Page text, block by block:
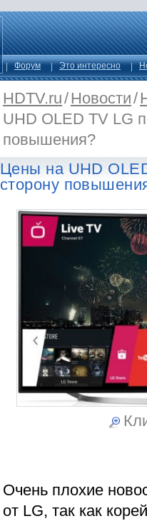
Форум Это интересно
HDTV.ru/Новости/
UHD OLED TV LG
повышения?
Цены на UHD
сторону
Очень плохие
от LG, так как